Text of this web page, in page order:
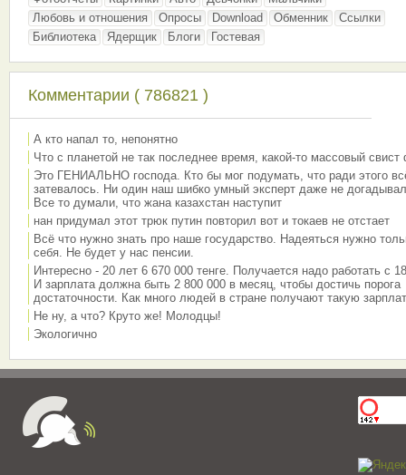
Любовь и отношения
Опросы Download Обменник
Ссылки
Библиотека
Ядерщик Блоги Гостевая
Комментарии ( 786821 )
А кто напал то, непонятно
Что с планетой не так последнее время, какой-то массовый свист
Это ГЕНИАЛЬНО господа. Кто бы мог подумать, что ради этого
затевалось. Ни один наш шибко умный эксперт даже не
Все то думали, что жана казахстан наступит
нан придумал этот трюк путин повторил вот и токаев не отстает
Всё что нужно знать про наше государство. Надеяться нужно
себя. Не будет у нас пенсии.
Интересно - 20 лет 6 670 000 тенге. Получается надо работать с
И зарплата должна быть 2 800 000 в месяц, чтобы достичь порога
достаточности. Как много людей в стране получают такую
Не ну, а что? Круто же! Молодцы!
Экологично